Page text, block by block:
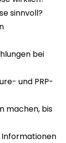
sinnvoll?
bei
und PRP-
machen, bis